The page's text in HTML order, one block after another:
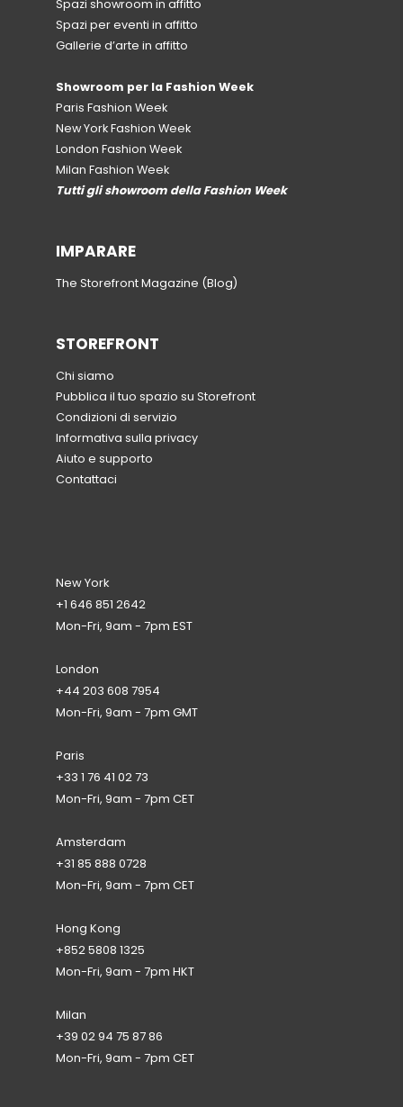
Spazi showroom in affitto
Spazi per eventi in affitto
Gallerie d’arte in affitto
Showroom per la Fashion Week
Paris Fashion Week
New York Fashion Week
London Fashion Week
Milan Fashion Week
Tutti gli showroom della Fashion Week
IMPARARE
The Storefront Magazine (Blog)
STOREFRONT
Chi siamo
Pubblica il tuo spazio su Storefront
Condizioni di servizio
Informativa sulla privacy
Aiuto e supporto
Contattaci
New York
+1 646 851 2642
Mon-Fri, 9am - 7pm EST
London
+44 203 608 7954
Mon-Fri, 9am - 7pm GMT
Paris
+33 1 76 41 02 73
Mon-Fri, 9am - 7pm CET
Amsterdam
+31 85 888 0728
Mon-Fri, 9am - 7pm CET
Hong Kong
+852 5808 1325
Mon-Fri, 9am - 7pm HKT
Milan
+39 02 94 75 87 86
Mon-Fri, 9am - 7pm CET